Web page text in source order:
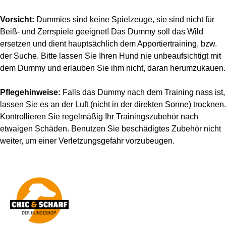
Vorsicht: Dummies sind keine Spielzeuge, sie sind nicht für
Beiß- und Zerrspiele geeignet! Das Dummy soll das Wild
ersetzen und dient hauptsächlich dem Apportiertraining, bzw.
der Suche. Bitte lassen Sie Ihren Hund nie unbeaufsichtigt mit
dem Dummy und erlauben Sie ihm nicht, daran herumzukauen.
Pflegehinweise: Falls das Dummy nach dem Training nass ist,
lassen Sie es an der Luft (nicht in der direkten Sonne) trocknen.
Kontrollieren Sie regelmäßig Ihr Trainingszubehör nach
etwaigen Schäden. Benutzen Sie beschädigtes Zubehör nicht
weiter, um einer Verletzungsgefahr vorzubeugen.